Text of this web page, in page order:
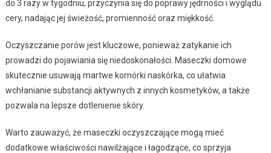
do 3 razy w tygodniu, przyczynia się do poprawy jędrności i wyglądu
cery, nadając jej świeżość, promienność oraz miękkość.
Oczyszczanie porów jest kluczowe, ponieważ zatykanie ich
prowadzi do pojawiania się niedoskonałości. Maseczki domowe
skutecznie usuwają martwe komórki naskórka, co ułatwia
wchłanianie substancji aktywnych z innych kosmetyków, a także
pozwala na lepsze dotlenienie skóry.
Warto zauważyć, że maseczki oczyszczające mogą mieć
dodatkowe właściwości nawilżające i łagodzące, co sprzyja